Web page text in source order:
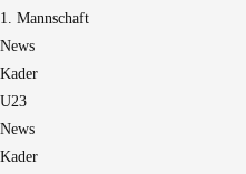
1. Mannschaft
News
Kader
U23
News
Kader